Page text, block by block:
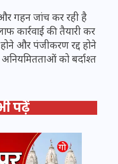
गहन जांच कर रही है
कार्रवाई की तैयारी कर
और पंजीकरण रद्द होने
को बर्दाश्त
पढ़ें